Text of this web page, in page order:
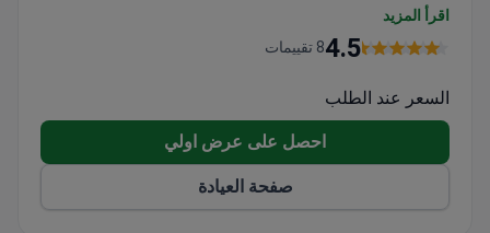
وطب الأطفال
تكنولوجيا حديثة لتشخيص سريع ودقيق
اقرأ المزيد
4.58 تقييمات
السعر عند الطلب
احصل على عرض اولي
صفحة العيادة